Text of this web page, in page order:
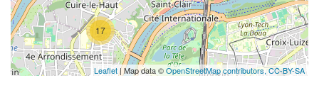
17
Leaflet| Map data ©OpenStreetMap contributors,CC-BY-SA